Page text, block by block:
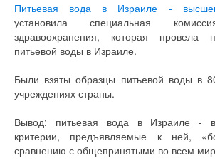
Питьевая вода в Израиле -
установила специальная
здравоохранения, которая провела
питьевой воды в Израиле.
Были взяты образцы питьевой воды в
учреждениях страны.
Вывод: питьевая вода в Израиле -
критерии, предъявляемые к ней,
сравнению с общепринятыми во всем